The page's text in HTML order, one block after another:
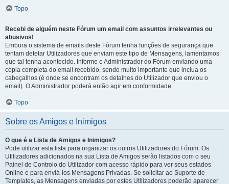
Topo
Recebi de alguém neste Fórum um email com assuntos irrelevantes ou
abusivos!
Embora o sistema de emails deste Fórum tenha funções de segurança que
tentam detetar Utilizadores que enviam este tipo de Mensagens, lamentamos
que tal tenha acontecido. Informe o Administrador do Fórum enviando uma
cópia completa do email recebido, sendo muito importante que inclua os
cabeçalhos (é onde se encontram os detalhes do Utilizador que enviou o
email). O Administrador poderá então agir em conformidade.
Topo
Sobre os Amigos e Inimigos
O que é a Lista de Amigos e Inimigos?
Pode utilizar esta lista para organizar os outros Utilizadores do Fórum. Os
Utilizadores adicionados na sua Lista de Amigos serão listados com o seu
Painel de Controlo do Utilizador com acesso rápido para ver seus estados
Online e para enviá-los Mensagens Privadas. Se solicitar ao Suporte de
Templates, as Mensagens enviadas por estes Utilizadores poderão aparecer